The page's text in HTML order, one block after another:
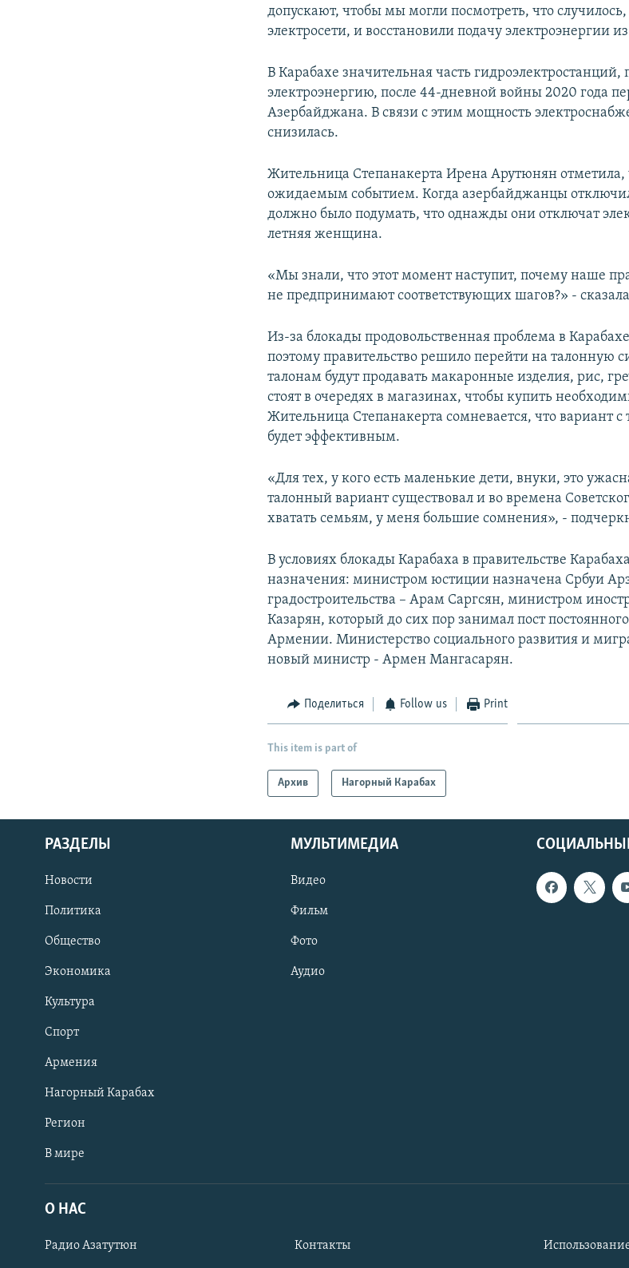
допускают, чтобы мы могли посмотреть, что случилось,
электросети, и восстановили подачу электроэнергии
В Карабахе значительная часть
электроэнергию, после 44-дневной войны 2020 года
Азербайджана. В связи с этим мощность
снизилась.
Жительница Степанакерта Ирена Арутюнян отметила,
ожидаемым событием. Когда азербайджанцы
должно было подумать, что однажды они отключат
летняя женщина.
«Мы знали, что этот момент наступит, почему наше
не предпринимают соответствующих шагов?» -
Из-за блокады продовольственная проблема в
поэтому правительство решило перейти на талонную
талонам будут продавать макаронные изделия, рис,
стоят в очередях в магазинах, чтобы купить
Жительница Степанакерта сомневается, что вариант
будет эффективным.
«Для тех, у кого есть маленькие дети, внуки, это
талонный вариант существовал и во времена
хватать семьям, у меня большие сомнения», -
В условиях блокады Карабаха в правительстве
назначения: министром юстиции назначена Србуи
градостроительства – Арам Саргсян, министром
Казарян, который до сих пор занимал пост
Армении. Министерство социального развития и
новый министр - Армен Мангасарян.
Поделиться Follow us Print
This item is part of
Архив Нагорный Карабах
РАЗДЕЛЫ
Новости
Политика
Общество
Экономика
Культура
Спорт
Армения
Нагорный Карабах
Регион
В мире
МУЛЬТИМЕДИА
Видео
Фильм
Фото
Аудио
О НАС
Радио Азатутюн Контакты